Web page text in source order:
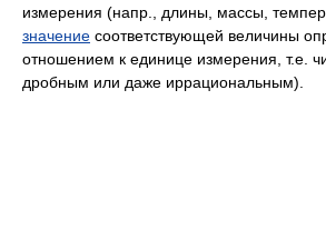
измерения (напр., длины, массы,
значение соответствующей величины
отношением к единице измерения, т.е.
дробным или даже иррациональным).